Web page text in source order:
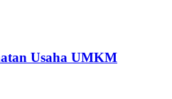
Usaha UMKM